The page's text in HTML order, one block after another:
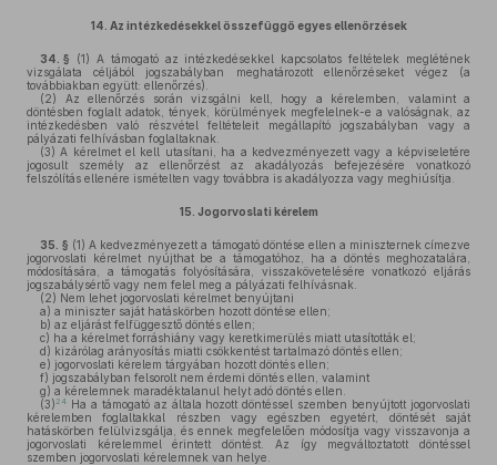
14. Az intézkedésekkel összefüggő egyes ellenőrzések
34. § (1) A támogató az intézkedésekkel kapcsolatos feltételek meglétének
vizsgálata céljából jogszabályban meghatározott ellenőrzéseket végez (a
továbbiakban együtt: ellenőrzés).
(2) Az ellenőrzés során vizsgálni kell, hogy a kérelemben, valamint a
döntésben foglalt adatok, tények, körülmények megfelelnek-e a valóságnak, az
intézkedésben való részvétel feltételeit megállapító jogszabályban vagy a
pályázati felhívásban foglaltaknak.
(3) A kérelmet el kell utasítani, ha a kedvezményezett vagy a képviseletére
jogosult személy az ellenőrzést az akadályozás befejezésére vonatkozó
felszólítás ellenére ismételten vagy továbbra is akadályozza vagy meghiúsítja.
15. Jogorvoslati kérelem
35. § (1) A kedvezményezett a támogató döntése ellen a miniszternek címezve
jogorvoslati kérelmet nyújthat be a támogatóhoz, ha a döntés meghozatalára,
módosítására, a támogatás folyósítására, visszakövetelésére vonatkozó eljárás
jogszabálysértő vagy nem felel meg a pályázati felhívásnak.
(2) Nem lehet jogorvoslati kérelmet benyújtani
a) a miniszter saját hatáskörben hozott döntése ellen;
b) az eljárást felfüggesztő döntés ellen;
c) ha a kérelmet forráshiány vagy keretkimerülés miatt utasították el;
d) kizárólag arányosítás miatti csökkentést tartalmazó döntés ellen;
e) jogorvoslati kérelem tárgyában hozott döntés ellen;
f) jogszabályban felsorolt nem érdemi döntés ellen, valamint
g) a kérelemnek maradéktalanul helyt adó döntés ellen.
(3) 24 Ha a támogató az általa hozott döntéssel szemben benyújtott jogorvoslati
kérelemben foglaltakkal részben vagy egészben egyetért, döntését saját
hatáskörben felülvizsgálja, és ennek megfelelően módosítja vagy visszavonja a
jogorvoslati kérelemmel érintett döntést. Az így megváltoztatott döntéssel
szemben jogorvoslati kérelemnek van helye.